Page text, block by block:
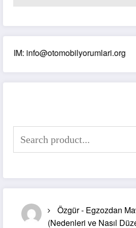
info@otomobilyorumlari.org
Özgür- Egzozdan
(Nedenleri ve Nasıl